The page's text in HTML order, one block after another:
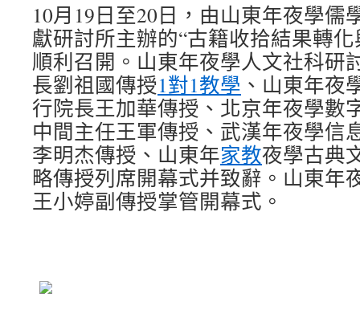
10月19日至20日，由山東年夜學儒
獻研討所主辦的“古籍收拾結果轉
順利召開。山東年夜學人文社科研
長劉祖國傳授1對1教學 、山東年夜
行院長王加華傳授、北京年夜學數
中間主任王軍傳授、武漢年夜學信
李明杰傳授、山東年家教夜學古典
略傳授列席開幕式并致辭。山東年
王小婷副傳授掌管開幕式。